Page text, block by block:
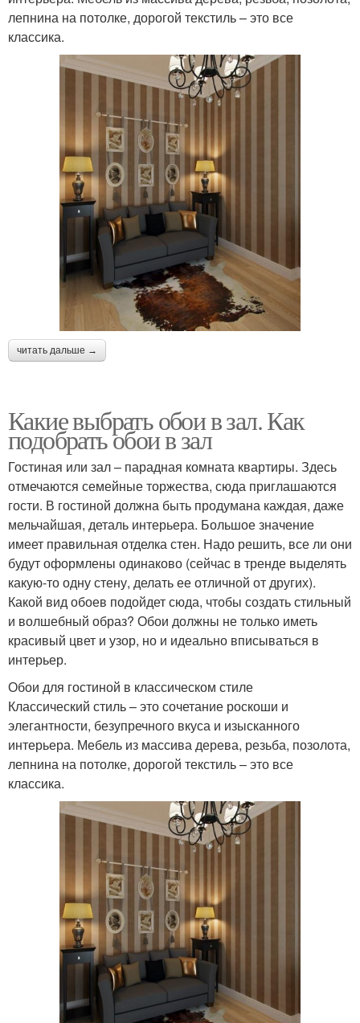
лепнина на потолке, дорогой текстиль – это все
классика.
читать дальше →
Какие выбрать обои в зал. Как
подобрать обои в зал
Гостиная или зал – парадная комната квартиры. Здесь
отмечаются семейные торжества, сюда приглашаются
гости. В гостиной должна быть продумана каждая, даже
мельчайшая, деталь интерьера. Большое значение
имеет правильная отделка стен. Надо решить, все ли они
будут оформлены одинаково (сейчас в тренде выделять
какую-то одну стену, делать ее отличной от других).
Какой вид обоев подойдет сюда, чтобы создать стильный
и волшебный образ? Обои должны не только иметь
красивый цвет и узор, но и идеально вписываться в
интерьер.
Обои для гостиной в классическом стиле
Классический стиль – это сочетание роскоши и
элегантности, безупречного вкуса и изысканного
интерьера. Мебель из массива дерева, резьба, позолота,
лепнина на потолке, дорогой текстиль – это все
классика.